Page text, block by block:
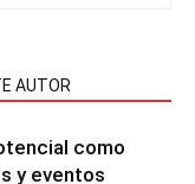
AUTOR
como
y eventos